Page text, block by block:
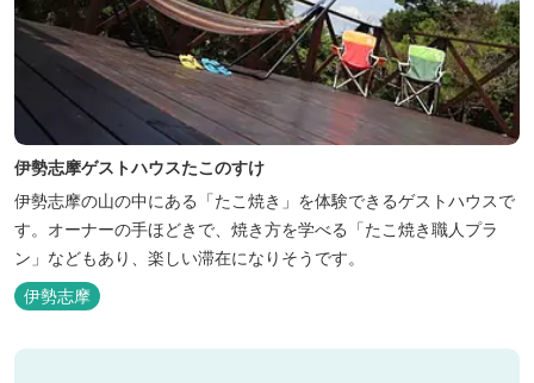
伊勢志摩ゲストハウスたこのすけ
伊勢志摩の山の中にある「たこ焼き」を体験できるゲストハウスで
す。オーナーの手ほどきで、焼き方を学べる「たこ焼き職人プラ
ン」などもあり、楽しい滞在になりそうです。
伊勢志摩